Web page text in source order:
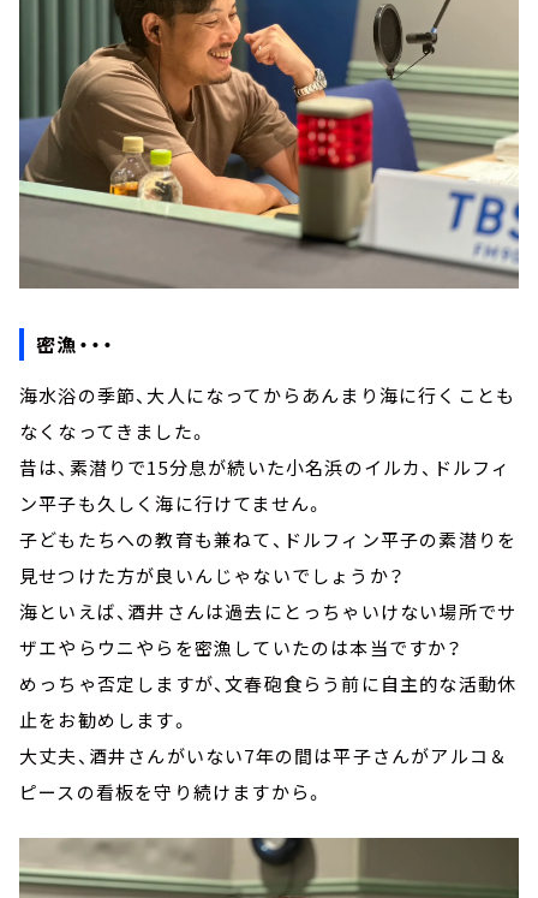
密漁・・・
海水浴の季節、大人になってからあんまり海に行くことも
なくなってきました。
昔は、素潜りで15分息が続いた小名浜のイルカ、ドルフィ
ン平子も久しく海に行けてません。
子どもたちへの教育も兼ねて、ドルフィン平子の素潜りを
見せつけた方が良いんじゃないでしょうか？
海といえば、酒井さんは過去にとっちゃいけない場所でサ
ザエやらウニやらを密漁していたのは本当ですか？
めっちゃ否定しますが、文春砲食らう前に自主的な活動休
止をお勧めします。
大丈夫、酒井さんがいない7年の間は平子さんがアルコ＆
ピースの看板を守り続けますから。